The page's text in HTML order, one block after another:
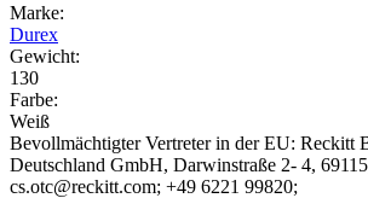
Marke:
Durex
Gewicht:
130
Farbe:
Weiß
Bevollmächtigter Vertreter in der EU: Reckitt
Deutschland GmbH, Darwinstraße 2- 4, 69115
cs.otc@reckitt.com; +49 6221 99820;